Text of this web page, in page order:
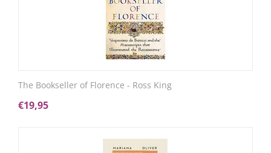
The Bookseller of Florence - Ross King
€19,95